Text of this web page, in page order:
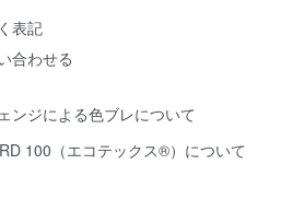
表記
合わせる
ンジによる色ブレについて
100（エコテックス®️）について